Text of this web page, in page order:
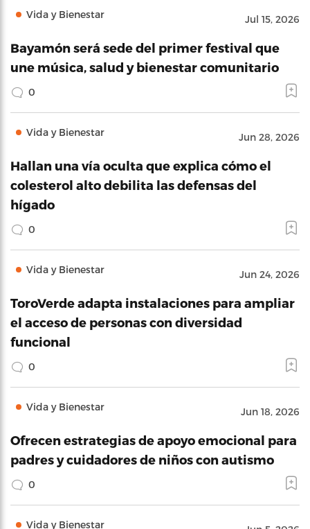
Vida y Bienestar Jul 15, 2026
Bayamón será sede del primer festival que
une música, salud y bienestar comunitario
0
Vida y Bienestar Jun 28, 2026
Hallan una vía oculta que explica cómo el
colesterol alto debilita las defensas del
hígado
0
Vida y Bienestar Jun 24, 2026
ToroVerde adapta instalaciones para ampliar
el acceso de personas con diversidad
funcional
0
Vida y Bienestar Jun 18, 2026
Ofrecen estrategias de apoyo emocional para
padres y cuidadores de niños con autismo
0
Vida y Bienestar